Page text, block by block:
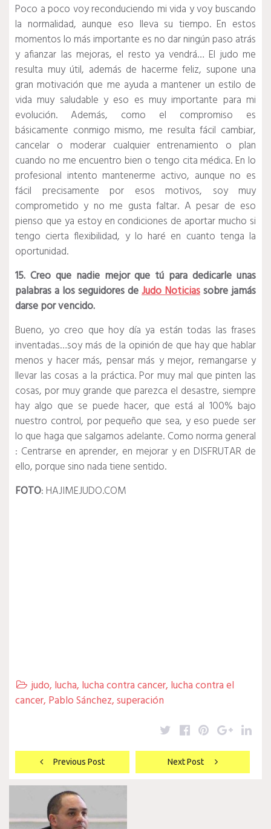
Poco a poco voy reconduciendo mi vida y voy buscando
la normalidad, aunque eso lleva su tiempo. En estos
momentos lo más importante es no dar ningún paso atrás
y afianzar las mejoras, el resto ya vendrá… El judo me
resulta muy útil, además de hacerme feliz, supone una
gran motivación que me ayuda a mantener un estilo de
vida muy saludable y eso es muy importante para mi
evolución. Además, como el compromiso es
básicamente conmigo mismo, me resulta fácil cambiar,
cancelar o moderar cualquier entrenamiento o plan
cuando no me encuentro bien o tengo cita médica. En lo
profesional intento mantenerme activo, aunque no es
fácil precisamente por esos motivos, soy muy
comprometido y no me gusta faltar. A pesar de eso
pienso que ya estoy en condiciones de aportar mucho si
tengo cierta flexibilidad, y lo haré en cuanto tenga la
oportunidad.
15. Creo que nadie mejor que tú para dedicarle unas
palabras a los seguidores deJudo Noticiassobre jamás
darse por vencido.
Bueno, yo creo que hoy día ya están todas las frases
inventadas…soy más de la opinión de que hay que hablar
menos y hacer más, pensar más y mejor, remangarse y
llevar las cosas a la práctica. Por muy mal que pinten las
cosas, por muy grande que parezca el desastre, siempre
hay algo que se puede hacer, que está al 100% bajo
nuestro control, por pequeño que sea, y eso puede ser
lo que haga que salgamos adelante. Como norma general
: Centrarse en aprender, en mejorar y en DISFRUTAR de
ello, porque sino nada tiene sentido.
FOTO: HAJIMEJUDO.COM
 judo, lucha, lucha contra cancer, lucha contra el
cancer, Pablo Sánchez,superación
Navegación
de
entradas
Previous Post Next Post
Twitter
Facebook
Pinterest